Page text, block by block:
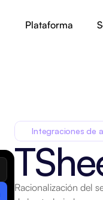
Integraciones de
Racionalización del
Plataforma